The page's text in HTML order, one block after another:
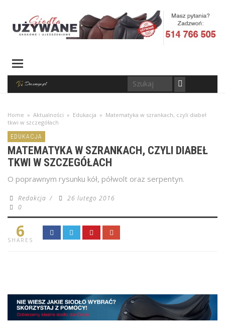
Home » Aktualności » Edukacja » Matematyka w szrankach, czyli diabeł
tkwi w szczegółach
EDUKACJA
MATEMATYKA W SZRANKACH, CZYLI DIABEŁ
TKWI W SZCZEGÓŁACH
O poprawnym rysunku kół, półwolt oraz serpentyn.
Redakcja /
26 lutego 2016
0
6
SHARES